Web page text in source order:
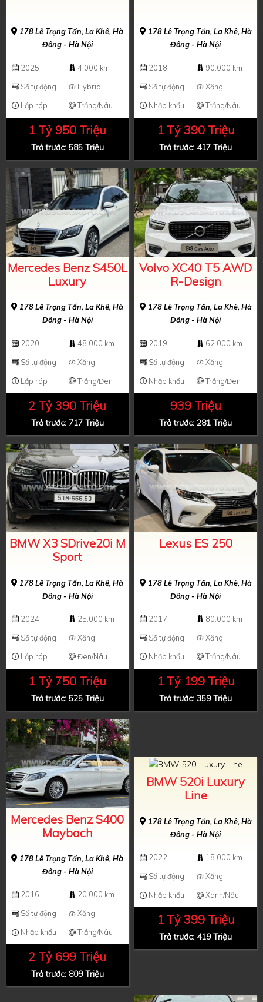
178 Lê Trọng Tấn, La Khê, Hà
Đông - Hà Nội
2025
4.000 km
Số tự động
Hybrid
Lắp ráp
Trắng/Nâu
1 Tỷ 950 Triệu
Trả trước: 585 Triệu
178 Lê Trọng Tấn, La Khê, Hà
Đông - Hà Nội
2018
90.000 km
Số tự động
Xăng
Nhập khẩu
Trắng/Nâu
1 Tỷ 390 Triệu
Trả trước: 417 Triệu
Mercedes Benz S450L
Luxury
178 Lê Trọng Tấn, La Khê, Hà
Đông - Hà Nội
2020
48.000 km
Số tự động
Xăng
Lắp ráp
Trắng/Đen
2 Tỷ 390 Triệu
Trả trước: 717 Triệu
Volvo XC40 T5 AWD
R-Design
178 Lê Trọng Tấn, La Khê, Hà
Đông - Hà Nội
2019
62.000 km
Số tự động
Xăng
Nhập khẩu
Trắng/Đen
939 Triệu
Trả trước: 281 Triệu
BMW X3 SDrive20i M
Sport
178 Lê Trọng Tấn, La Khê, Hà
Đông - Hà Nội
2024
25.000 km
Số tự động
Xăng
Lắp ráp
Đen/Nâu
1 Tỷ 750 Triệu
Trả trước: 525 Triệu
Lexus ES 250
178 Lê Trọng Tấn, La Khê, Hà
Đông - Hà Nội
2017
80.000 km
Số tự động
Xăng
Nhập khẩu
Trắng/Nâu
1 Tỷ 199 Triệu
Trả trước: 359 Triệu
Mercedes Benz S400
Maybach
178 Lê Trọng Tấn, La Khê, Hà
Đông - Hà Nội
2016
20.000 km
Số tự động
Xăng
Nhập khẩu
Trắng/Nâu
2 Tỷ 699 Triệu
Trả trước: 809 Triệu
BMW 520i Luxury
Line
178 Lê Trọng Tấn, La Khê, Hà
Đông - Hà Nội
2022
18.000 km
Số tự động
Xăng
Nhập khẩu
Xanh/Nâu
1 Tỷ 399 Triệu
Trả trước: 419 Triệu